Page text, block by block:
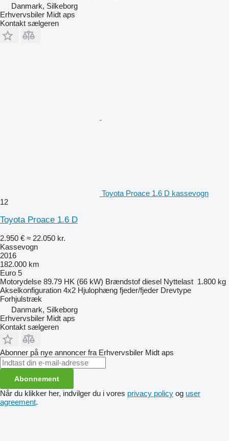
Danmark, Silkeborg
Erhvervsbiler Midt aps
Kontakt sælgeren
Toyota Proace 1.6 D kassevogn
12
Toyota Proace 1.6 D
2.950 € ≈ 22.050 kr.
Kassevogn
2016
182.000 km
Euro 5
Motorydelse 89.79 HK (66 kW) Brændstof diesel Nyttelast 1.800 kg
Akselkonfiguration 4x2 Hjulophæng fjeder/fjeder Drevtype
Forhjulstræk
Danmark, Silkeborg
Erhvervsbiler Midt aps
Kontakt sælgeren
Abonner på nye annoncer fra Erhvervsbiler Midt aps
Abonnement
Når du klikker her, indvilger du i vores privacy policy og user
agreement.